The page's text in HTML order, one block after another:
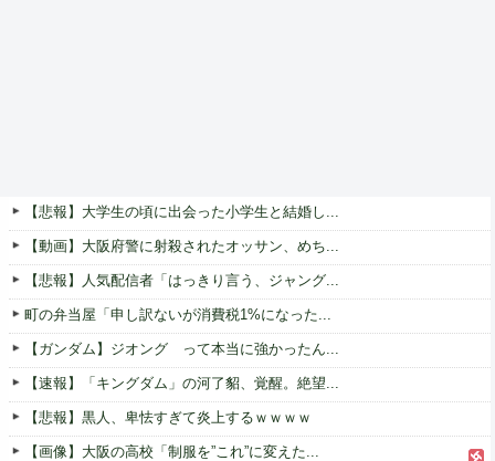
【悲報】大学生の頃に出会った小学生と結婚し...
【動画】大阪府警に射殺されたオッサン、めち...
【悲報】人気配信者「はっきり言う、ジャング...
町の弁当屋「申し訳ないが消費税1%になった...
【ガンダム】ジオング って本当に強かったん...
【速報】「キングダム」の河了貂、覚醒。絶望...
【悲報】黒人、卑怯すぎて炎上するｗｗｗｗ
【画像】大阪の高校「制服を”これ”に変えた...